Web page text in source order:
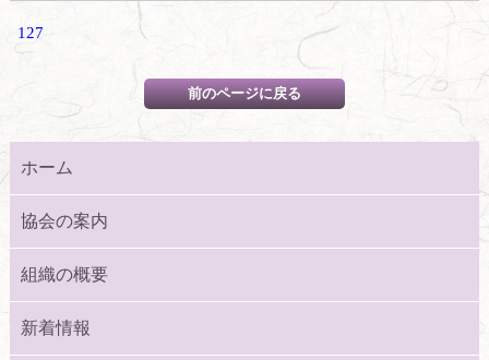
127
ホーム
協会の案内
組織の概要
新着情報